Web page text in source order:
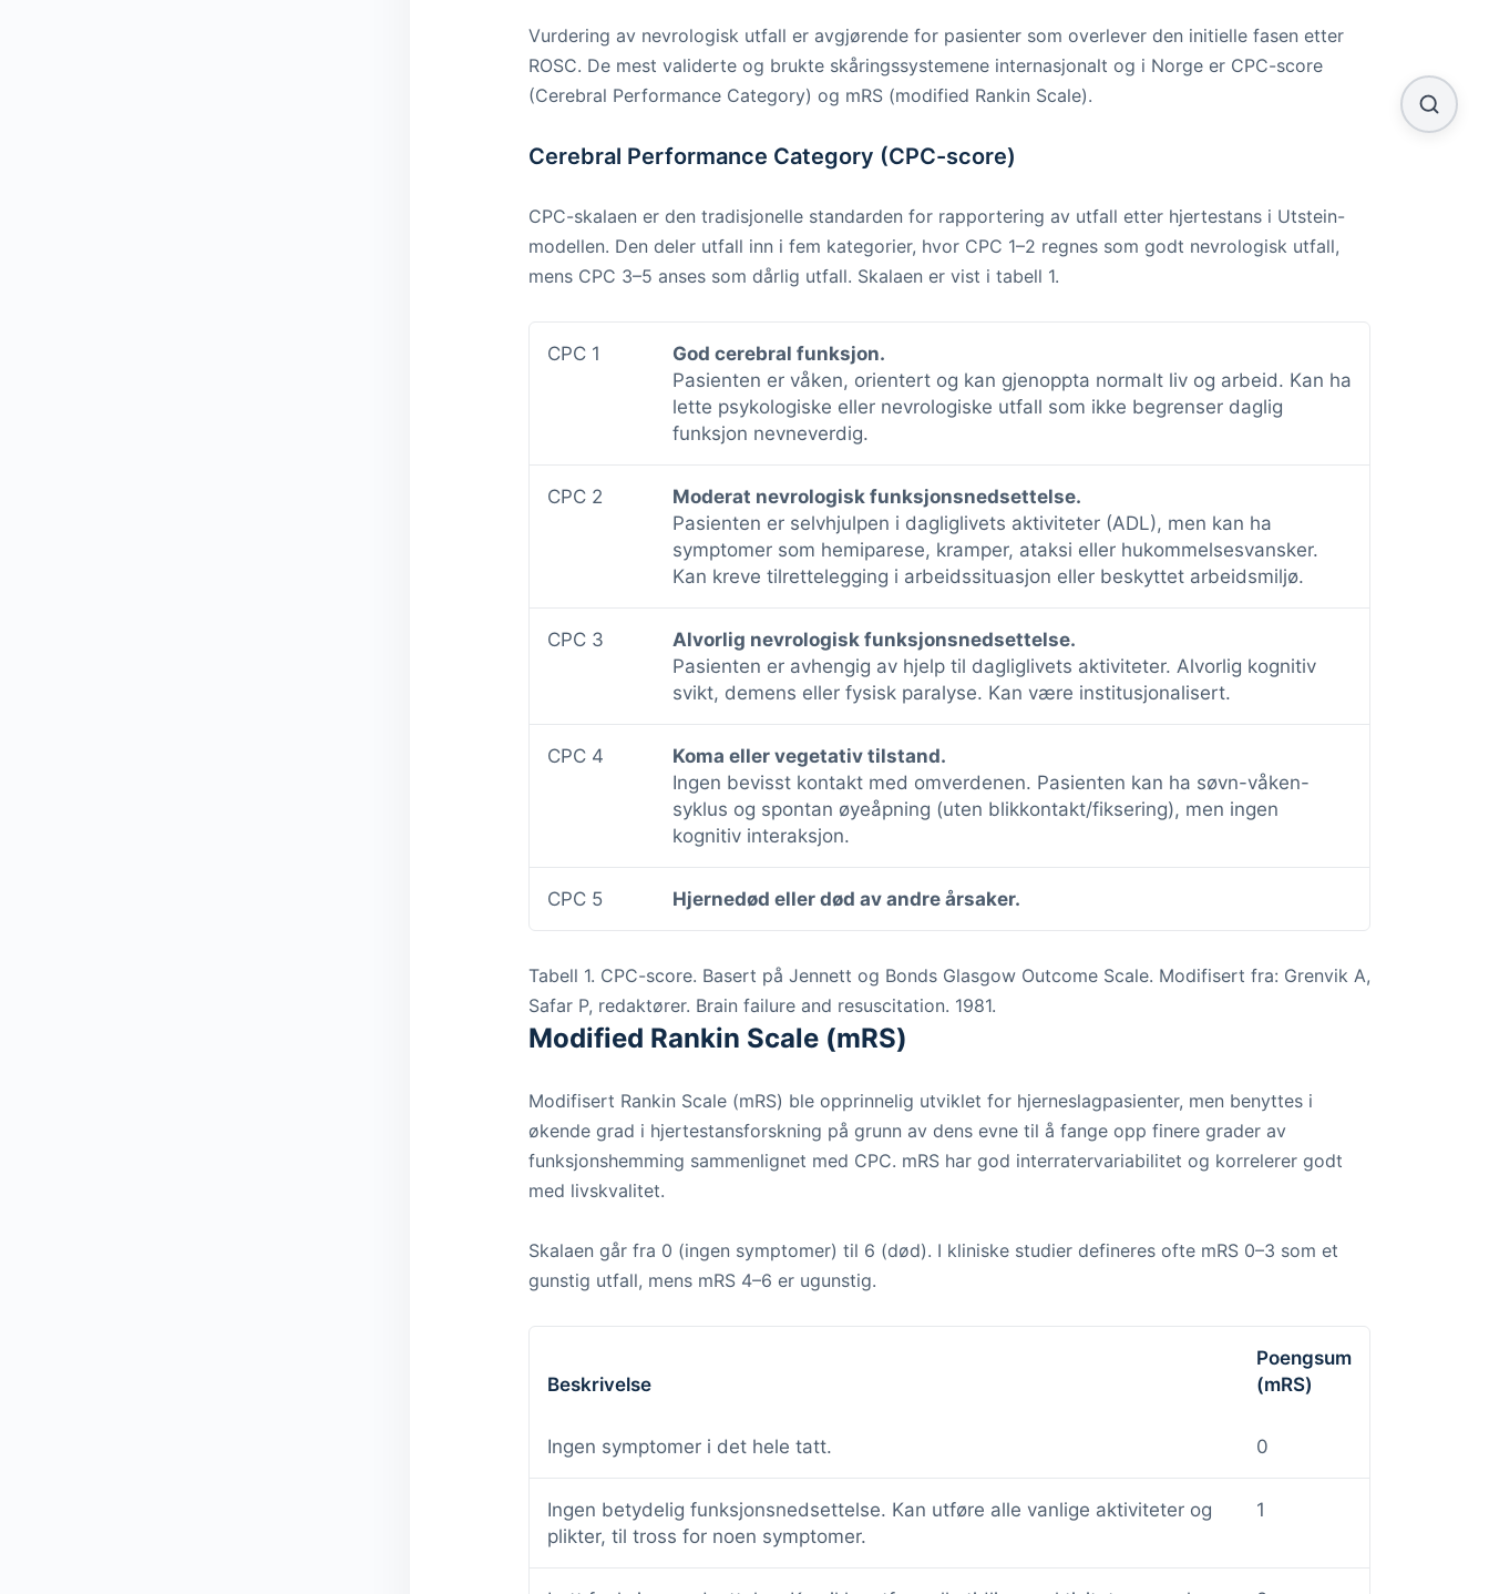
Vurdering av nevrologisk utfall er avgjørende for pasienter som overlever den initielle fasen etter
ROSC. De mest validerte og brukte skåringssystemene internasjonalt og i Norge er CPC-score
(Cerebral Performance Category) og mRS (modified Rankin Scale).
Cerebral Performance Category (CPC-score)
CPC-skalaen er den tradisjonelle standarden for rapportering av utfall etter hjertestans i Utstein-
modellen. Den deler utfall inn i fem kategorier, hvor CPC 1–2 regnes som godt nevrologisk utfall,
mens CPC 3–5 anses som dårlig utfall. Skalaen er vist i tabell 1.
CPC 1
God cerebral funksjon.
Pasienten er våken, orientert og kan gjenoppta normalt liv og arbeid. Kan ha
lette psykologiske eller nevrologiske utfall som ikke begrenser daglig
funksjon nevneverdig.
CPC 2
Moderat nevrologisk funksjonsnedsettelse.
Pasienten er selvhjulpen i dagliglivets aktiviteter (ADL), men kan ha
symptomer som hemiparese, kramper, ataksi eller hukommelsesvansker.
Kan kreve tilrettelegging i arbeidssituasjon eller beskyttet arbeidsmiljø.
CPC 3
Alvorlig nevrologisk funksjonsnedsettelse.
Pasienten er avhengig av hjelp til dagliglivets aktiviteter. Alvorlig kognitiv
svikt, demens eller fysisk paralyse. Kan være institusjonalisert.
CPC 4
Koma eller vegetativ tilstand.
Ingen bevisst kontakt med omverdenen. Pasienten kan ha søvn-våken-
syklus og spontan øyeåpning (uten blikkontakt/fiksering), men ingen
kognitiv interaksjon.
CPC 5 Hjernedød eller død av andre årsaker.
Tabell 1. CPC-score. Basert på Jennett og Bonds Glasgow Outcome Scale. Modifisert fra: Grenvik A,
Safar P, redaktører. Brain failure and resuscitation. 1981.
Modified Rankin Scale (mRS)
Modifisert Rankin Scale (mRS) ble opprinnelig utviklet for hjerneslagpasienter, men benyttes i
økende grad i hjertestansforskning på grunn av dens evne til å fange opp finere grader av
funksjonshemming sammenlignet med CPC. mRS har god interratervariabilitet og korrelerer godt
med livskvalitet.
Skalaen går fra 0 (ingen symptomer) til 6 (død). I kliniske studier defineres ofte mRS 0–3 som et
gunstig utfall, mens mRS 4–6 er ugunstig.
Beskrivelse
Poengsum
(mRS)
Ingen symptomer i det hele tatt. 0
Ingen betydelig funksjonsnedsettelse. Kan utføre alle vanlige aktiviteter og
plikter, til tross for noen symptomer.
1